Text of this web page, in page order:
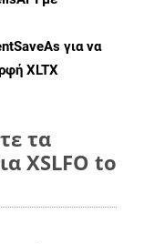
για να
XLTX
τα
XSLFO to